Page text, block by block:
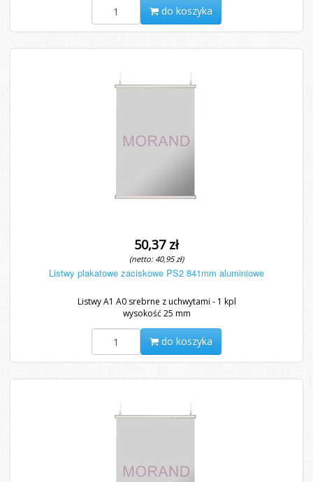
do koszyka
50,37 zł
(netto: 40,95 zł)
Listwy plakatowe zaciskowe PS2 841mm aluminiowe
Listwy A1 A0 srebrne z uchwytami - 1 kpl
wysokość 25 mm
do koszyka